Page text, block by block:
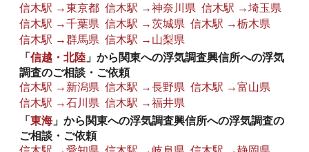
信木駅 →東京都 信木駅 →神奈川県 信木駅 →埼玉県
信木駅 →千葉県 信木駅 →茨城県 信木駅 →栃木県
信木駅 →群馬県 信木駅 →山梨県
「信越・北陸 」から関東への浮気調査興信所への浮気
調査のご相談・ご依頼
信木駅 →新潟県 信木駅 →長野県 信木駅 →富山県
信木駅 →石川県 信木駅 →福井県
「東海 」から関東への浮気調査興信所への浮気調査の
ご相談・ご依頼